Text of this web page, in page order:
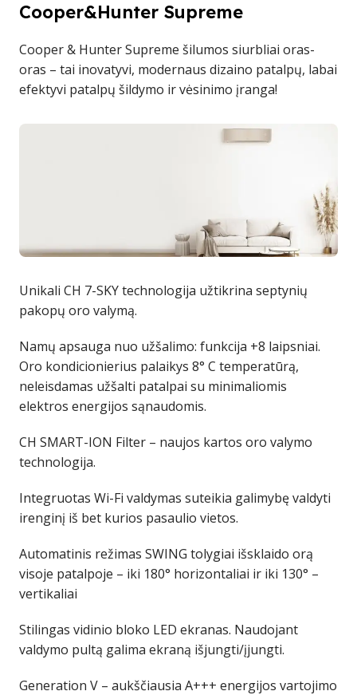
Cooper&Hunter Supreme
Cooper & Hunter Supreme šilumos siurbliai oras-
oras – tai inovatyvi, modernaus dizaino patalpų, labai
efektyvi patalpų šildymo ir vėsinimo įranga!
Unikali CH 7-SKY technologija užtikrina septynių
pakopų oro valymą.
Namų apsauga nuo užšalimo: funkcija +8 laipsniai.
Oro kondicionierius palaikys 8° C temperatūrą,
neleisdamas užšalti patalpai su minimaliomis
elektros energijos sąnaudomis.
CH SMART-ION Filter – naujos kartos oro valymo
technologija.
Integruotas Wi-Fi valdymas suteikia galimybę valdyti
irenginį iš bet kurios pasaulio vietos.
Automatinis režimas SWING tolygiai išsklaido orą
visoje patalpoje – iki 180° horizontaliai ir iki 130° –
vertikaliai
Stilingas vidinio bloko LED ekranas. Naudojant
valdymo pultą galima ekraną išjungti/įjungti.
Generation V – aukščiausia A+++ energijos vartojimo